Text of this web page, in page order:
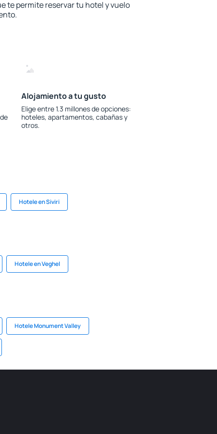
te permite reservar tu hotel y vuelo
Alojamiento a tu gusto
Elige entre 1.3 millones de opciones:
hoteles, apartamentos, cabañas y
otros.
Hotele en Siviri
Hotele en Veghel
Hotele Monument Valley